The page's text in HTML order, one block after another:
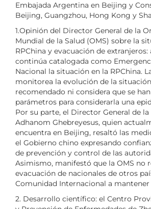
Embajada Argentina en Beijing y
Beijing, Guangzhou, Hong Kong y
1.Opinión del Director General de la
Mundial de la Salud (OMS) sobre la
RPChina y evacuación de extranjeros:
continúa catalogada como
Nacional la situación en la RPChina.
monitorea la evolución de la
recomendado ni considera que se
parámetros para considerarla una
Por su parte, el Director General de la
Adhanom Ghebreyesus, quien
encuentra en Beijing, resaltó las
el Gobierno chino expresando
de prevención y control de las
Asimismo, manifestó que la OMS no
evacuación de nacionales de otros
Comunidad Internacional a mantener
2. Desarrollo científico: el Centro